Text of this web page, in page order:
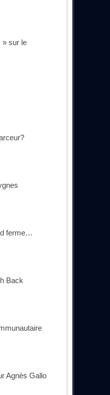
» sur le
ferme…
Back
Agnès Gallo